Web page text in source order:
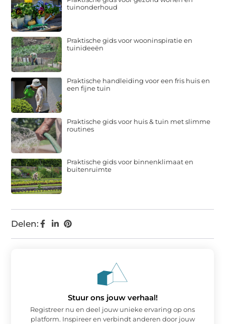
Delen:
tuinonderhoud
Praktische gids voor wooninspiratie en
tuinideeën
Praktische handleiding voor een fris huis en
een fijne tuin
Praktische gids voor huis & tuin met slimme
routines
Praktische gids voor binnenklimaat en
buitenruimte
Stuur ons jouw verhaal!
Registreer nu en deel jouw unieke ervaring op ons
platform. Inspireer en verbindt anderen door jouw